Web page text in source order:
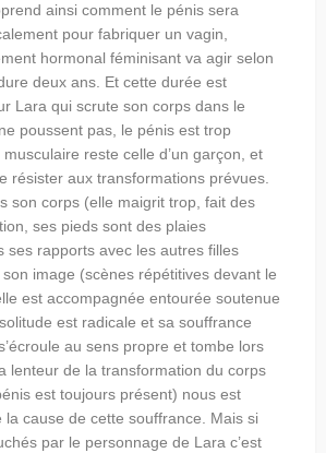
ainsi comment le pénis sera
pour fabriquer un vagin,
hormonal féminisant va agir selon
deux ans. Et cette durée est
Lara qui scrute son corps dans le
poussent pas, le pénis est trop
reste celle d’un garçon, et
résister aux transformations prévues.
son corps (elle maigrit trop, fait des
ses pieds sont des plaies
ses rapports avec les autres filles
image (scènes répétitives devant le
est accompagnée entourée soutenue
est radicale et sa souffrance
au sens propre et tombe lors
lenteur de la transformation du corps
est toujours présent) nous est
la cause de cette souffrance. Mais si
par le personnage de Lara c’est